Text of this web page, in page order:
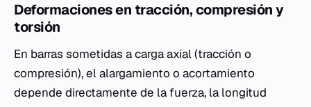
Deformaciones en tracción, compresión y
torsión
En barras sometidas a carga axial (tracción o
compresión), el alargamiento o acortamiento
depende directamente de la fuerza, la longitud